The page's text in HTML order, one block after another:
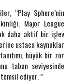
“Play Sphere’nin
Major League
daha aktif bir işlev
ustaca kaynaklar
büyük bir zor
taban seviyesinde
temsil ediyor. ”